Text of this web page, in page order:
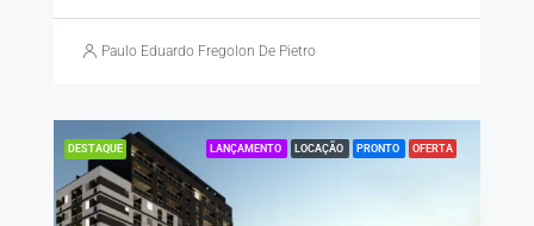
Paulo Eduardo Fregolon De Pietro
DESTAQUE LANÇAMENTO LOCAÇÃO PRONTO OFERTA